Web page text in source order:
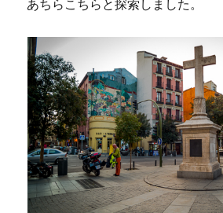
あちらこちらと探索しました。